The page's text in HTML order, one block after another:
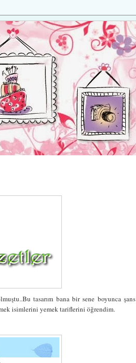
tasarım bana bir sene boyunca şans
isimlerini yemek tariflerini öğrendim.